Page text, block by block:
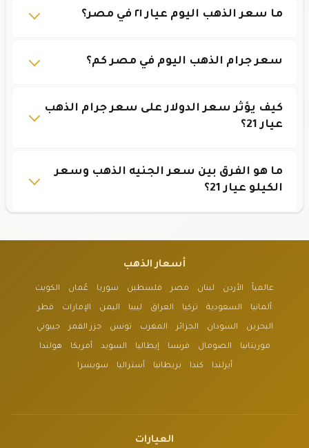
ما سعر الذهب اليوم عيار ٢١ في مصر؟
سعر جرام الذهب اليوم في مصر كم؟
كيف يؤثر سعر الدولار على سعر جرام الذهب
عيار 21؟
ما هو الفرق بين سعر الجنيه الذهب وسعر
الكيلو عيار 21؟
أسعار الذهب
عالمياً الأردن لبنان مصر فلسطين سوريا عُمان الكويت
ألمانيا السعودية تركيا العراق ليبيا اليمن الإمارات قطر
البحرين السودان الجزائر المغرب تونس جزر القمر جيبوتي
موريتانيا الصومال فرنسا إيطاليا السويد أمريكا هولندا
أيرلندا كندا بريطانيا أستراليا سويسرا
العيارات